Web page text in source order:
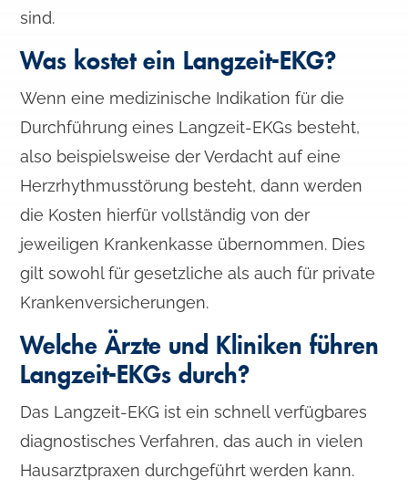
sind.
Was kostet ein Langzeit-EKG?
Wenn eine medizinische Indikation für die
Durchführung eines Langzeit-EKGs besteht,
also beispielsweise der Verdacht auf eine
Herzrhythmusstörung besteht, dann werden
die Kosten hierfür vollständig von der
jeweiligen Krankenkasse übernommen. Dies
gilt sowohl für gesetzliche als auch für private
Krankenversicherungen.
Welche Ärzte und Kliniken führen
Langzeit-EKGs durch?
Das Langzeit-EKG ist ein schnell verfügbares
diagnostisches Verfahren, das auch in vielen
Hausarztpraxen durchgeführt werden kann.